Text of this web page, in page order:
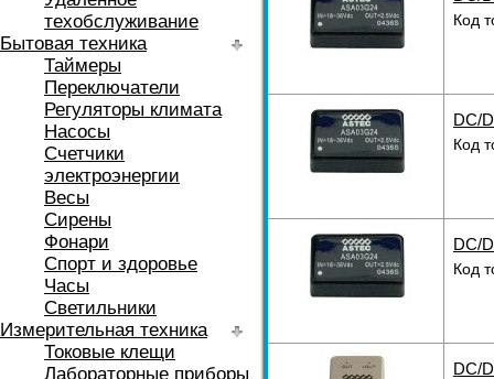
техобслуживание
Бытовая техника
Таймеры
Переключатели
Регуляторы климата
Насосы
Счетчики
электроэнергии
Весы
Сирены
Фонари
Спорт и здоровье
Часы
Светильники
Измерительная техника
Токовые клещи
Лабораторные приборы
Код
DC/
Код
DC/
Код
DC/